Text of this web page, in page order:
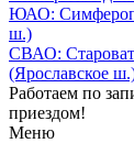
ЮАО:
ш.)
СВАО:
(Ярославское
Работаем по
приездом!
Меню